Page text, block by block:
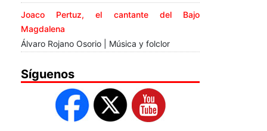
Joaco Pertuz, el cantante del Bajo
Magdalena
Álvaro Rojano Osorio | Música y folclor
Síguenos